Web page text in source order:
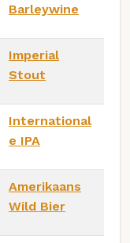
Barleywine
Imperial
Stout
International
e IPA
Amerikaans
Wild Bier